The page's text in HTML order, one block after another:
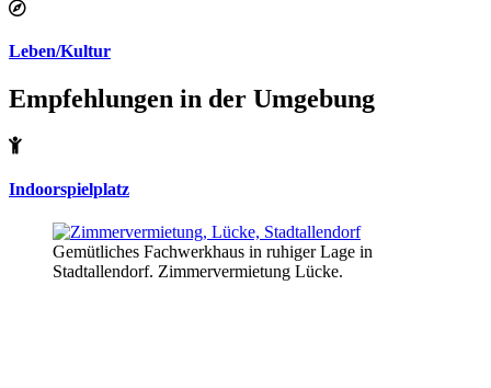
Leben/Kultur
Empfehlungen in der Umgebung
Indoorspielplatz
Gemütliches Fachwerkhaus in ruhiger Lage in
Stadtallendorf. Zimmervermietung Lücke.